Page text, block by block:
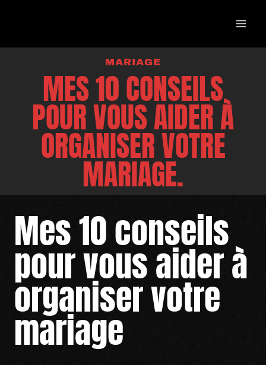
contenu
MARIAGE
MES 10 CONSEILS
POUR VOUS AIDER À
ORGANISER VOTRE
MARIAGE.
Mes 10 conseils
pour vous aider à
organiser votre
mariage